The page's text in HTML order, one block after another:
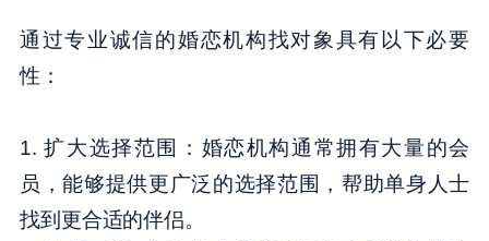
通过专业诚信的婚恋机构找对象具有以下必要
性：
1. 扩大选择范围：婚恋机构通常拥有大量的会
员，能够提供更广泛的选择范围，帮助单身人士
找到更合适的伴侣。